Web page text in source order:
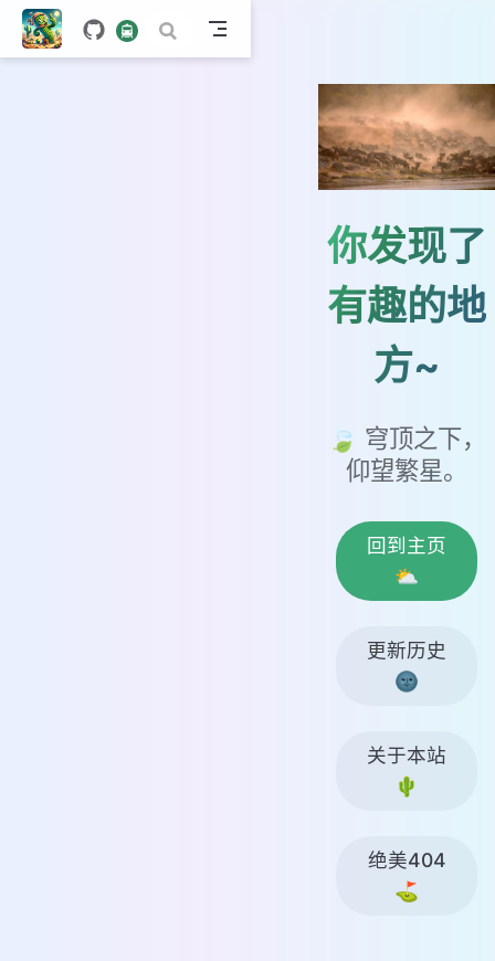
你发现了
有趣的地
方~
🍃 穹顶之下，
仰望繁星。
回到主页
⛅
更新历史
🌚
关于本站
🌵
绝美404
⛳